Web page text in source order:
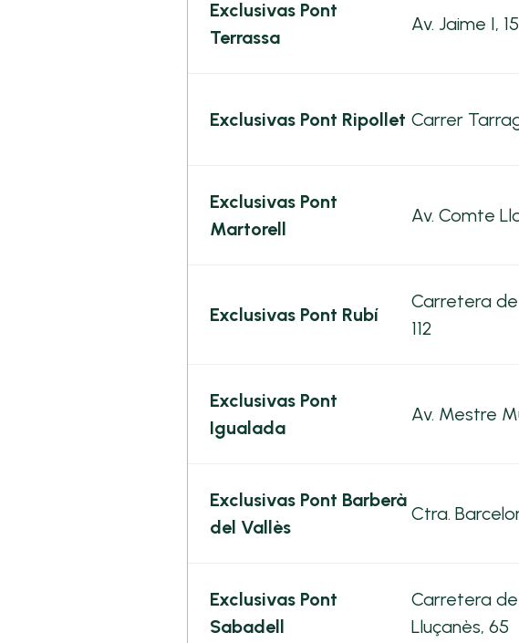
Exclusivas Pont
Terrassa
Av. Jaime I, 15
Exclusivas Pont Ripollet Carrer
Exclusivas Pont
Martorell
Av. Comte
Exclusivas Pont Rubí
Carretera
112
Exclusivas Pont
Igualada
Av. Mestre
Exclusivas Pont Barberà
del Vallès
Ctra.
Exclusivas Pont
Sabadell
Carretera
Lluçanès, 65